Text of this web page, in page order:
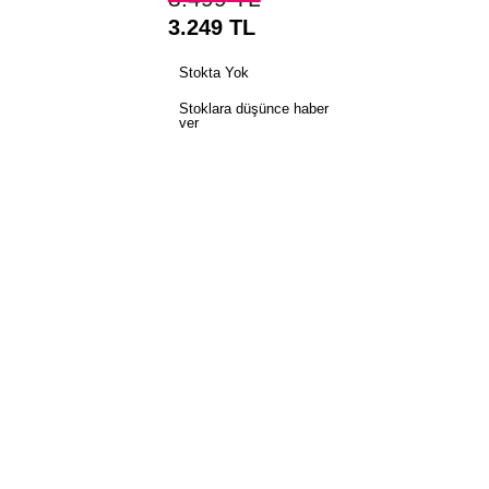
3.249TL
Stokta Yok
Stoklara düşünce haber
ver